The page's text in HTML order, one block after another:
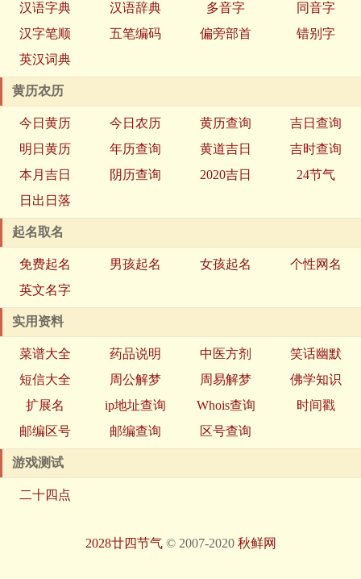
汉语字典 汉语辞典 多音字
同音字
汉字笔顺
五笔编码 偏旁部首
错别字
英汉词典
黄历农历
今日黄历 今日农历 黄历查询
吉日查询
明日黄历
年历查询 黄道吉日
吉时查询
本月吉日
阴历查询 2020吉日
24节气
日出日落
起名取名
免费起名 男孩起名 女孩起名
个性网名
英文名字
实用资料
菜谱大全 药品说明 中医方剂
笑话幽默
短信大全
周公解梦 周易解梦
佛学知识
扩展名
ip地址查询 Whois查询
时间戳
邮编区号
邮编查询 区号查询
游戏测试
二十四点
2028廿四节气© 2007-2020 秋鲜网